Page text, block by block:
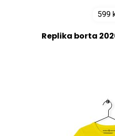
599
Replika borta